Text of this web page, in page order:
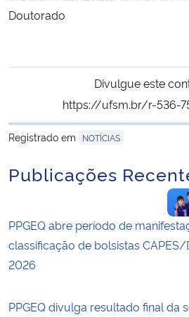
Doutorado
Divulgue este
https://ufsm.br/r-536-
Registrado em
NOTÍCIAS
Publicações
PPGEQ abre período de
classificação de bolsistas CAPES/
2026
PPGEQ divulga resultado final da